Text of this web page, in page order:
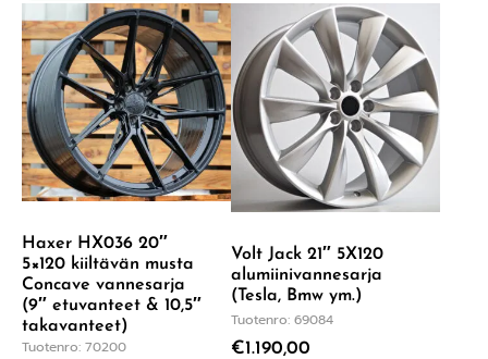
Haxer HX036 20″
5×120 kiiltävän musta
Concave vannesarja
(9″ etuvanteet & 10,5″
takavanteet)
Tuotenro: 70200
Volt Jack 21″ 5X120
alumiinivannesarja
(Tesla, Bmw ym.)
Tuotenro: 69084
€1.190,00